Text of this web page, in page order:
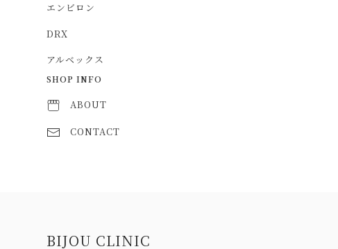
エンビロン
DRX
アルベックス
SHOP INFO
ABOUT
CONTACT
BIJOU CLINIC